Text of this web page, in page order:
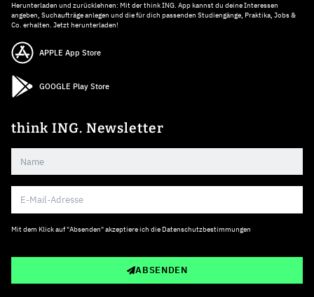
Herunterladen und zurücklehnen: Mit der think ING. App kannst du deine Interessen
angeben, Suchaufträge anlegen und die für dich passenden Studiengänge, Praktika, Jobs &
Co. erhalten. Jetzt herunterladen!
APPLE App Store
GOOGLE Play Store
think ING. Newsletter
Mit dem Klick auf "Absenden" akzeptiere ich die Datenschutzbestimmungen
ABSENDEN